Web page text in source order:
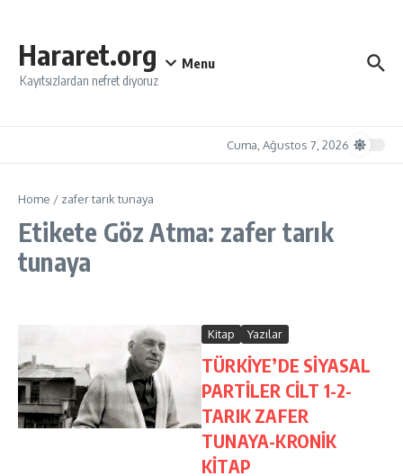
Hararet.org
Kayıtsızlardan nefret diyoruz
Menu
Cuma, Ağustos 7, 2026
Home / zafer tarık tunaya
Etikete Göz Atma: zafer tarık
tunaya
Kitap Yazılar
TÜRKİYE’DE SİYASAL
PARTİLER CİLT 1-2-
TARIK ZAFER
TUNAYA-KRONİK
KİTAP